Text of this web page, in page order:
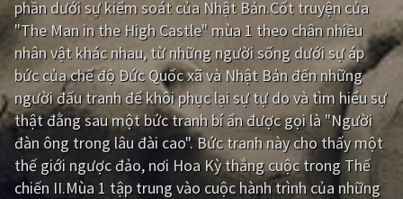
Giật gân Gia đình
Bí ẩn Lịch sử
Viễn Tây Tiểu sử
GameShow DramaTV
QUỐC GIA
phần dưới sự kiểm soát của Nhật Bản.Cốt truyện của
"The Man in the High Castle" mùa 1 theo chân nhiều
nhân vật khác nhau, từ những người sống dưới sự áp
bức của chế độ Đức Quốc xã và Nhật Bản đến những
người đấu tranh để khôi phục lại sự tự do và tìm hiểu sự
thật đằng sau một bức tranh bí ẩn được gọi là "Người
đàn ông trong lâu đài cao". Bức tranh này cho thấy một
thế giới ngược đảo, nơi Hoa Kỳ thắng cuộc trong Thế
chiến II.Mùa 1 tập trung vào cuộc hành trình của những